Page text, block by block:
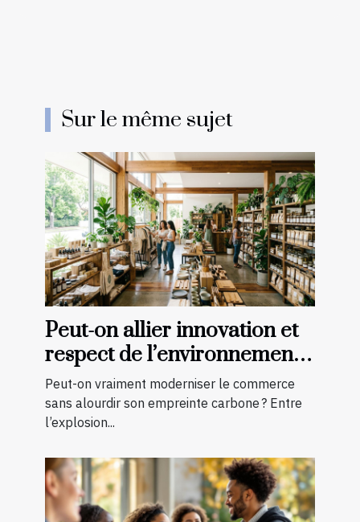
Sur le même sujet
Peut-on allier innovation et
respect de l’environnement
en boutique ?
Peut-on vraiment moderniser le commerce
sans alourdir son empreinte carbone ? Entre
l’explosion...